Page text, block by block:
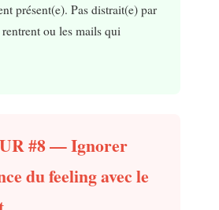
présent(e). Pas distrait(e) par
ou les mails qui
#8 — Ignorer
du feeling avec le